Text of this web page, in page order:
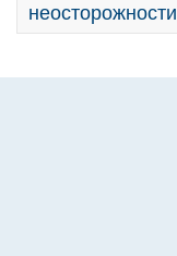
неосторожности